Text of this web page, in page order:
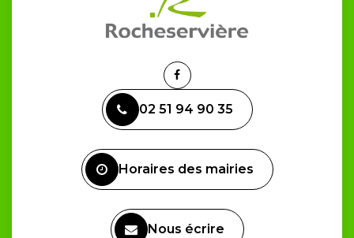
Lien
le
compte
02 51 94 90 35
Horaires des mairies
Nous écrire